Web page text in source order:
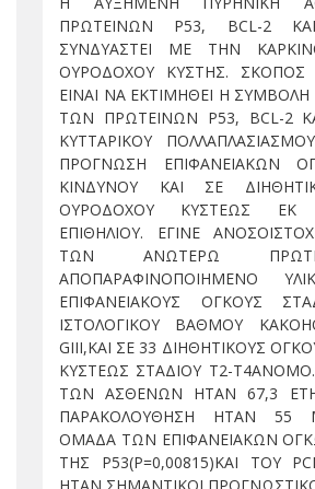
ΠΡΩΤΕΙΝΩΝ P53, BCL-2
ΣΥΝΔΥΑΣΤΕΙ ΜΕ ΤΗΝ
ΟΥΡΟΔΟΧΟΥ ΚΥΣΤΗΣ. ΣΚΟΠΟΣ
ΕΙΝΑΙ ΝΑ ΕΚΤΙΜΗΘΕΙ Η
ΤΩΝ ΠΡΩΤΕΙΝΩΝ P53, BCL-2
ΚΥΤΤΑΡΙΚΟΥ
ΠΡΟΓΝΩΣΗ ΕΠΙΦΑΝΕΙΑΚΩΝ
ΚΙΝΔΥΝΟΥ ΚΑΙ ΣΕ
ΟΥΡΟΔΟΧΟΥ ΚΥΣΤΕΩΣ ΕΚ
ΕΠΙΘΗΛΙΟΥ. ΕΓΙΝΕ
ΤΩΝ ΑΝΩΤΕΡΩ
ΑΠΟΠΑΡΑΦΙΝΟΠΟΙΗΜΕΝΟ
ΕΠΙΦΑΝΕΙΑΚΟΥΣ ΟΓΚΟΥΣ
ΙΣΤΟΛΟΓΙΚΟΥ ΒΑΘΜΟΥ
GIII,ΚΑΙ ΣΕ 33 ΔΙΗΘΗΤΙΚΟΥΣ
ΚΥΣΤΕΩΣ ΣΤΑΔΙΟΥ Τ2-
ΤΩΝ ΑΣΘΕΝΩΝ ΗΤΑΝ 67,3
ΠΑΡΑΚΟΛΟΥΘΗΣΗ ΗΤΑΝ 55
ΟΜΑΔΑ ΤΩΝ ΕΠΙΦΑΝΕΙΑΚΩΝ
ΤΗΣ P53(P=0,00815)ΚΑΙ ΤΟΥ